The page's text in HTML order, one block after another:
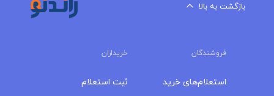
بازگشت به بالا
فروشندگان خریداران
استعلام‌های خرید ثبت استعلام